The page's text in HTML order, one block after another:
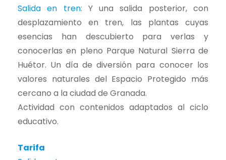
Salida en tren: Y una salida posterior, con
desplazamiento en tren, las plantas cuyas
esencias han descubierto para verlas y
conocerlas en pleno Parque Natural Sierra de
Huétor. Un día de diversión para conocer los
valores naturales del Espacio Protegido más
cercano a la ciudad de Granada.
Actividad con contenidos adaptados al ciclo
educativo.
Tarifa